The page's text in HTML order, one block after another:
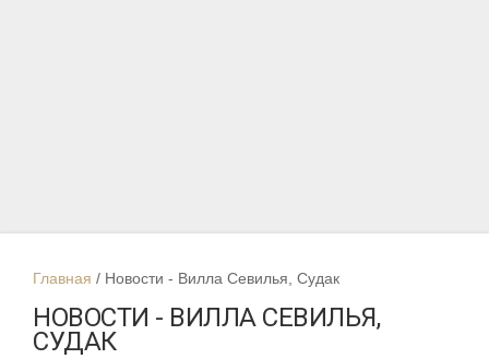
Главная Новости - Вилла Севилья, Судак
НОВОСТИ - ВИЛЛА СЕВИЛЬЯ,
СУДАК